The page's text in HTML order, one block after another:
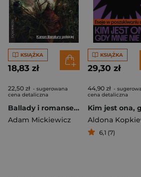
KSIĄŻKA
18,83 zł
22,50 zł - sugerowana
cena detaliczna
Ballady i romanse. Kanon poezji polskiej
Adam Mickiewicz
KSIĄŻKA
29,30 zł
44,90 zł -
cena detaliczna
Aldona
6,1 (7)